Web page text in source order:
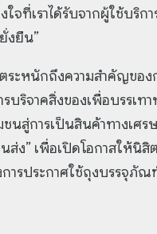
างใจที่เราได้รับจากผู้ใช้
งยืน”
ะหนักถึงความสำคัญของ
รบริจาคสิ่งของเพื่อบรรเ
นสู่การเป็นสินค้าทางเศ
ส่ง” เพื่อเปิดโอกาสให้
การประกาศใช้ถุงบรรจุ